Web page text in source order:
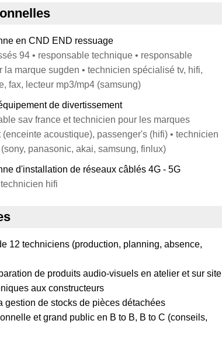
en CND END ressuage
94 • responsable technique • responsable
marque sugden • technicien spécialisé tv, hifi,
fax, lecteur mp3/mp4 (samsung)
de divertissement
sav france et technicien pour les marques
acoustique), passenger's (hifi) • technicien
panasonic, akai, samsung, finlux)
d'installation de réseaux câblés 4G - 5G
hifi
12 techniciens (production, planning, absence,
de produits audio-visuels en atelier et sur site
aux constructeurs
gestion de stocks de pièces détachées
et grand public en B to B, B to C (conseils,